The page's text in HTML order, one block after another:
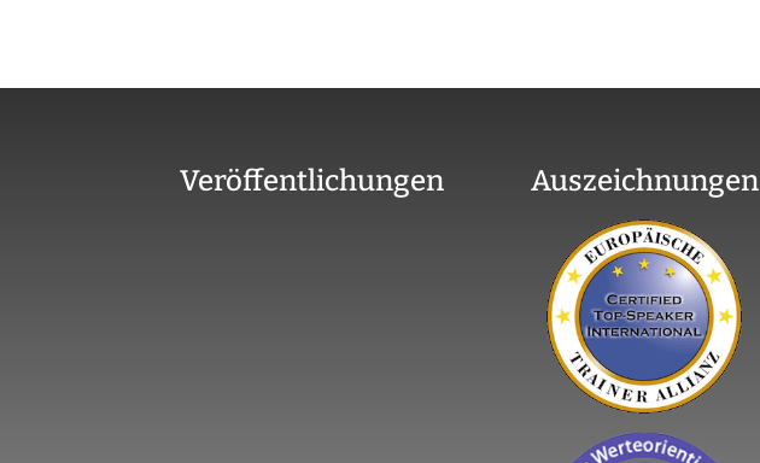
Veröffentlichungen Auszeichnungen